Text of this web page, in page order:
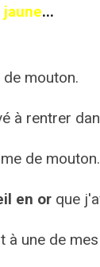
jaune...
mouton.
à rentrer
de mouton.
en or que
à une de